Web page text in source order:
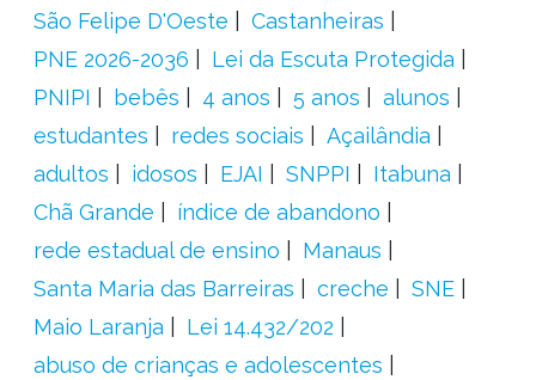
São Felipe D'Oeste
Castanheiras
PNE 2026-2036
Lei da Escuta Protegida
PNIPI
bebês 4 anos 5 anos
alunos
estudantes
redes sociais
Açailândia
adultos
idosos EJAI SNPPI
Itabuna
Chã Grande
índice de abandono
rede estadual de ensino
Manaus
Santa Maria das Barreiras
creche
SNE
Maio Laranja
Lei 14.432/202
abuso de crianças e adolescentes